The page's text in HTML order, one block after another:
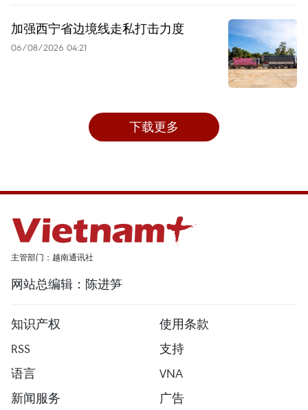
加强西宁省边境线走私打击力度
06/08/2026 04:21
下载更多
主管部门：越南通讯社
网站总编辑：陈进笋
知识产权
使用条款
RSS
支持
语言
VNA
新闻服务
广告